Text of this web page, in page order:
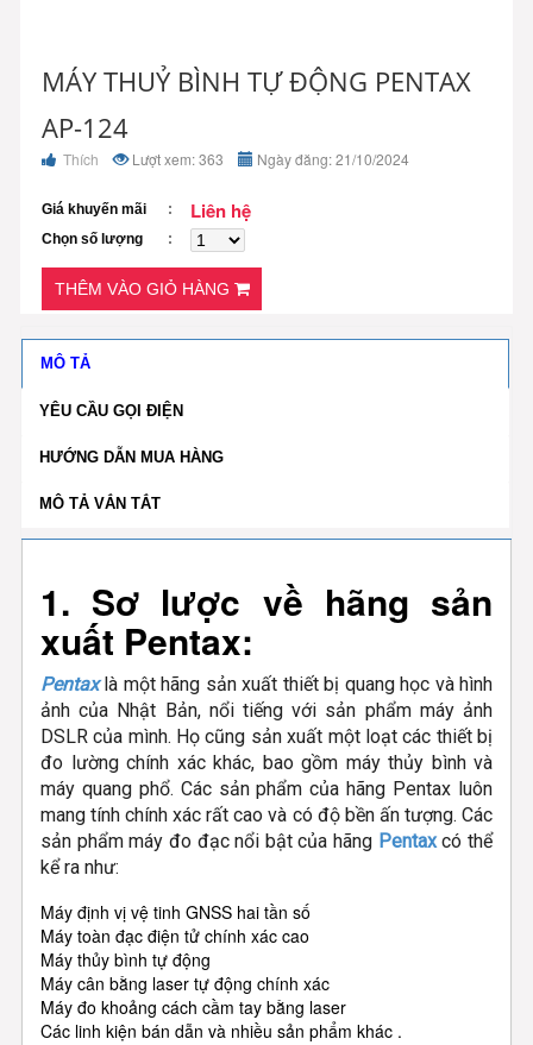
MÁY THUỶ BÌNH TỰ ĐỘNG PENTAX
AP-124
Thích Lượt xem: 363 Ngày đăng: 21/10/2024
Giá khuyến mãi Liên hệ
Chọn số lượng
THÊM VÀO GIỎ HÀNG
MÔ TẢ
YÊU CẦU GỌI ĐIỆN
HƯỚNG DẪN MUA HÀNG
MÔ TẢ VẮN TẮT
1. Sơ lược về hãng sản
xuất Pentax:
Pentax là một hãng sản xuất thiết bị quang học và hình
ảnh của Nhật Bản, nổi tiếng với sản phẩm máy ảnh
DSLR của mình. Họ cũng sản xuất một loạt các thiết bị
đo lường chính xác khác, bao gồm máy thủy bình và
máy quang phổ. Các sản phẩm của hãng Pentax luôn
mang tính chính xác rất cao và có độ bền ấn tượng. Các
sản phẩm máy đo đạc nổi bật của hãng Pentaxcó thể
kể ra như:
Máy định vị vệ tinh GNSS hai tần số
Máy toàn đạc điện tử chính xác cao
Máy thủy bình tự động
Máy cân bằng laser tự động chính xác
Máy đo khoảng cách cầm tay bằng laser
Các linh kiện bán dẫn và nhiều sản phẩm khác .